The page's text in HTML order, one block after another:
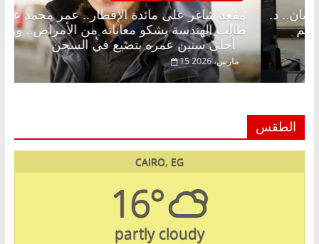
مقعد شاغر على
طالب الهندسة
أحلى سنين عمره بتضيع في السجن
15 مارس، 2026
الإفطار وبلكونة بلا زينة رمضان.. د.
خبير اقتصادي في انتظار حلم
الطقس
CAIRO, EG
16°
partly cloudy